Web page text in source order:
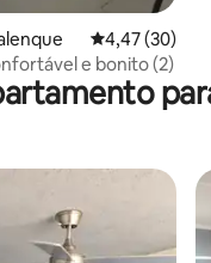
4,47 de uma
4,47 (30)
e bonito (2)